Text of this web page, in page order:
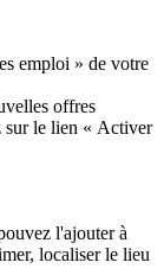
emploi » de votre
offres
sur le lien « Activer
l'ajouter à
localiser le lieu